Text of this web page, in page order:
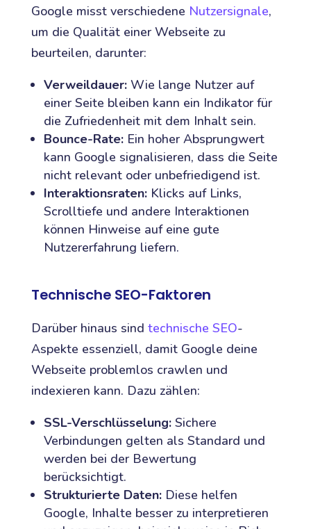
Google misst verschiedene Nutzersignale,
um die Qualität einer Webseite zu
beurteilen, darunter:
Verweildauer:Wie lange Nutzer auf
einer Seite bleiben kann ein Indikator für
die Zufriedenheit mit dem Inhalt sein.
Bounce-Rate:Ein hoher Absprungwert
kann Google signalisieren, dass die Seite
nicht relevant oder unbefriedigend ist.
Interaktionsraten:Klicks auf Links,
Scrolltiefe und andere Interaktionen
können Hinweise auf eine gute
Nutzererfahrung liefern.
Technische SEO-Faktoren
Darüber hinaus sind technische SEO-
Aspekte essenziell, damit Google deine
Webseite problemlos crawlen und
indexieren kann. Dazu zählen:
SSL-Verschlüsselung:Sichere
Verbindungen gelten als Standard und
werden bei der Bewertung
berücksichtigt.
Strukturierte Daten:Diese helfen
Google, Inhalte besser zu interpretieren